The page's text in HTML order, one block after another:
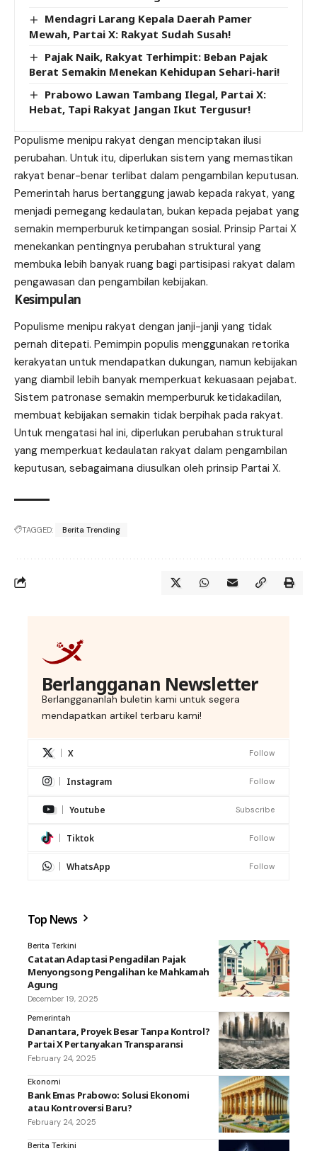
Mendagri Larang Kepala Daerah Pamer
Mewah, Partai X: Rakyat Sudah Susah!
Pajak Naik, Rakyat Terhimpit: Beban Pajak
Berat Semakin Menekan Kehidupan Sehari-hari!
Prabowo Lawan Tambang Ilegal, Partai X:
Hebat, Tapi Rakyat Jangan Ikut Tergusur!
Populisme menipu rakyat dengan menciptakan ilusi
perubahan. Untuk itu, diperlukan sistem yang memastikan
rakyat benar-benar terlibat dalam pengambilan keputusan.
Pemerintah harus bertanggung jawab kepada rakyat, yang
menjadi pemegang kedaulatan, bukan kepada pejabat yang
semakin memperburuk ketimpangan sosial. Prinsip Partai X
menekankan pentingnya perubahan struktural yang
membuka lebih banyak ruang bagi partisipasi rakyat dalam
pengawasan dan pengambilan kebijakan.
Kesimpulan
Populisme menipu rakyat dengan janji-janji yang tidak
pernah ditepati. Pemimpin populis menggunakan retorika
kerakyatan untuk mendapatkan dukungan, namun kebijakan
yang diambil lebih banyak memperkuat kekuasaan pejabat.
Sistem patronase semakin memperburuk ketidakadilan,
membuat kebijakan semakin tidak berpihak pada rakyat.
Untuk mengatasi hal ini, diperlukan perubahan struktural
yang memperkuat kedaulatan rakyat dalam pengambilan
keputusan, sebagaimana diusulkan oleh prinsip Partai X.
TAGGED: Berita Trending
Berlangganan Newsletter
Berlanggananlah buletin kami untuk segera
mendapatkan artikel terbaru kami!
X Follow
Instagram Follow
Youtube Subscribe
Tiktok Follow
WhatsApp Follow
Top News
Berita Terkini
Catatan Adaptasi Pengadilan Pajak
Menyongsong Pengalihan ke Mahkamah
Agung
December 19, 2025
Pemerintah
Danantara, Proyek Besar Tanpa Kontrol?
Partai X Pertanyakan Transparansi
February 24, 2025
Ekonomi
Bank Emas Prabowo: Solusi Ekonomi
atau Kontroversi Baru?
February 24, 2025
Berita Terkini